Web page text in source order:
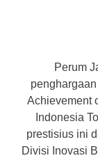
Perum
Achievement
Indonesia
prestisius ini
Divisi Inovasi